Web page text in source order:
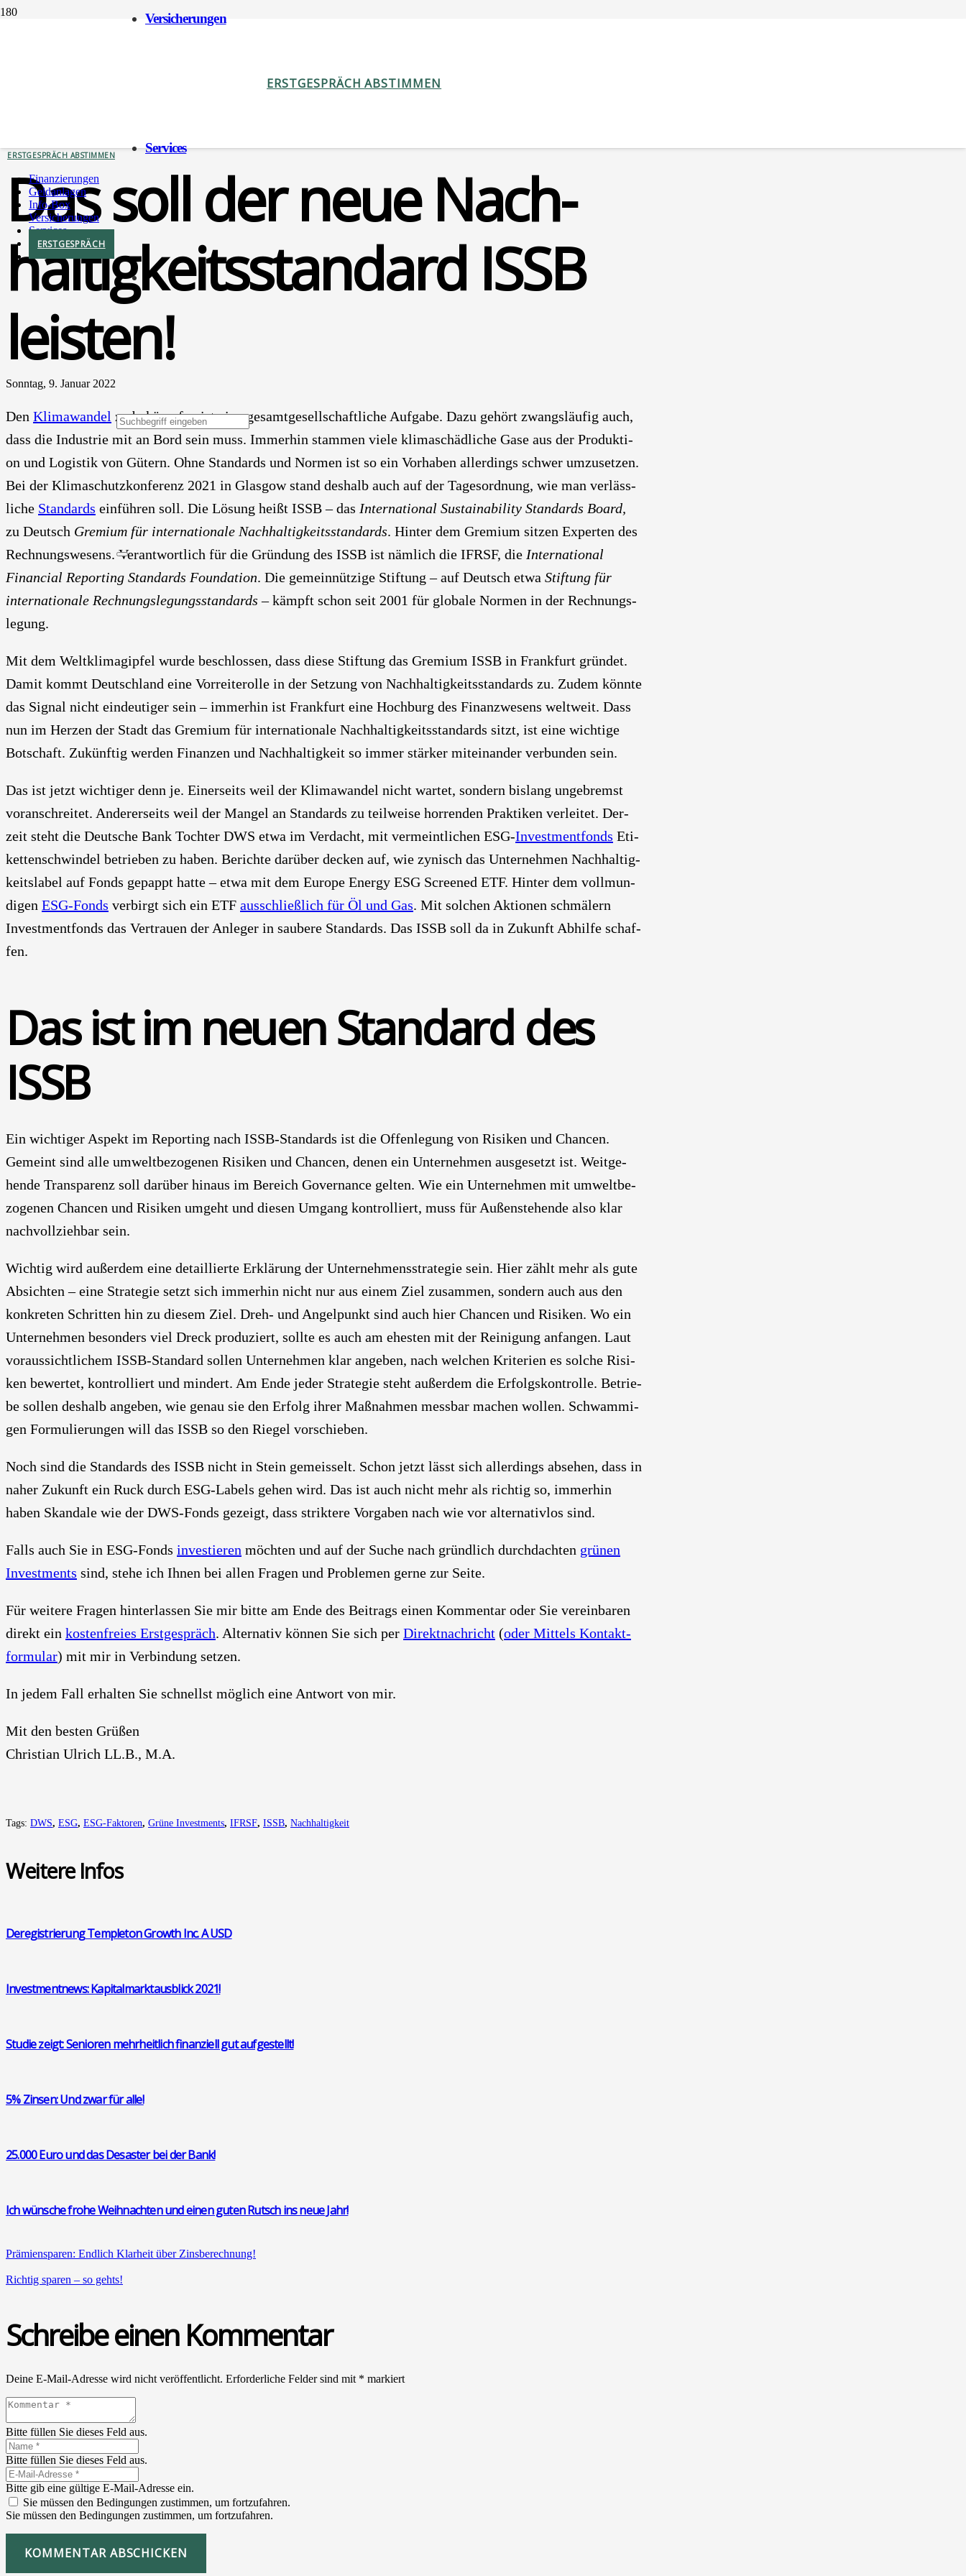
Ver­si­che­run­gen
Ser­vices
ERSTGESPRÄCH ABSTIMMEN
ERSTGESPRÄCH ABSTIMMEN
Finan­zie­run­gen
Geld­an­la­gen
Info-Box
Ver­si­che­run­gen
Ser­vices
ERST­GE­SPRÄCH
Das soll der neue Nach­
hal­tig­keits­stan­dard ISSB
leis­ten!
Sonntag, 9. Januar 2022
Den Kli­ma­wan­del zu bekämp­fen ist eine gesamt­ge­sell­schaft­li­che Auf­ga­be. Dazu gehört zwangs­läu­fig auch,
dass die Indus­trie mit an Bord sein muss. Immer­hin stam­men vie­le kli­ma­schäd­li­che Gase aus der Pro­duk­ti­
on und Logis­tik von Gütern. Ohne Stan­dards und Nor­men ist so ein Vor­ha­ben aller­dings schwer umzu­set­zen.
Bei der Kli­ma­schutz­kon­fe­renz 2021 in Glas­gow stand des­halb auch auf der Tages­ord­nung, wie man ver­läss­
li­che Stan­dards ein­füh­ren soll. Die Lösung heißt ISSB – das Inter­na­tio­nal Sus­taina­bi­li­ty Stan­dards Board,
zu Deutsch Gre­mi­um für inter­na­tio­na­le Nach­hal­tig­keits­stan­dards. Hin­ter dem Gre­mi­um sit­zen Exper­ten des
Rech­nungs­we­sens. Ver­ant­wort­lich für die Grün­dung des ISSB ist näm­lich die IFRSF, die Inter­na­tio­nal
Finan­cial Report­ing Stan­dards Foun­da­ti­on. Die gemein­nüt­zi­ge Stif­tung – auf Deutsch etwa Stif­tung für
inter­na­tio­na­le Rech­nungs­le­gungs­stan­dards – kämpft schon seit 2001 für glo­ba­le Nor­men in der Rech­nungs­
le­gung.
Mit dem Welt­kli­ma­gip­fel wur­de beschlos­sen, dass die­se Stif­tung das Gre­mi­um ISSB in Frank­furt grün­det.
Damit kommt Deutsch­land eine Vor­rei­te­r­ol­le in der Set­zung von Nach­hal­tig­keits­stan­dards zu. Zudem könn­te
das Signal nicht ein­deu­ti­ger sein – immer­hin ist Frank­furt eine Hoch­burg des Finanz­we­sens welt­weit. Dass
nun im Her­zen der Stadt das Gre­mi­um für inter­na­tio­na­le Nach­hal­tig­keits­stan­dards sitzt, ist eine wich­ti­ge
Bot­schaft. Zukünf­tig wer­den Finan­zen und Nach­hal­tig­keit so immer stär­ker mit­ein­an­der ver­bun­den sein.
Das ist jetzt wich­ti­ger denn je. Einer­seits weil der Kli­ma­wan­del nicht war­tet, son­dern bis­lang unge­bremst
vor­an­schrei­tet. Ande­rer­seits weil der Man­gel an Stan­dards zu teil­wei­se hor­ren­den Prak­ti­ken ver­lei­tet. Der­
zeit steht die Deut­sche Bank Toch­ter DWS etwa im Ver­dacht, mit ver­meint­li­chen ESG-Invest­ment­fonds Eti­
ket­ten­schwin­del betrie­ben zu haben. Berich­te dar­über decken auf, wie zynisch das Unter­neh­men Nach­hal­tig­
keits­la­bel auf Fonds gepappt hat­te – etwa mit dem Euro­pe Ener­gy ESG Scree­ned ETF. Hin­ter dem voll­mun­
di­gen ESG-Fonds ver­birgt sich ein ETF aus­schließ­lich für Öl und Gas. Mit sol­chen Aktio­nen schmä­lern
Invest­ment­fonds das Ver­trau­en der Anle­ger in sau­be­re Stan­dards. Das ISSB soll da in Zukunft Abhil­fe schaf­
fen.
Das ist im neu­en Stan­dard des
ISSB
Ein wich­ti­ger Aspekt im Report­ing nach ISSB-Stan­dards ist die Offen­le­gung von Risi­ken und Chan­cen.
Gemeint sind alle umwelt­be­zo­ge­nen Risi­ken und Chan­cen, denen ein Unter­neh­men aus­ge­setzt ist. Weit­ge­
hen­de Trans­pa­renz soll dar­über hin­aus im Bereich Gover­nan­ce gel­ten. Wie ein Unter­neh­men mit umwelt­be­
zo­ge­nen Chan­cen und Risi­ken umgeht und die­sen Umgang kon­trol­liert, muss für Außen­ste­hen­de also klar
nach­voll­zieh­bar sein.
Wich­tig wird außer­dem eine detail­lier­te Erklä­rung der Unter­neh­mens­stra­te­gie sein. Hier zählt mehr als gute
Absich­ten – eine Stra­te­gie setzt sich immer­hin nicht nur aus einem Ziel zusam­men, son­dern auch aus den
kon­kre­ten Schrit­ten hin zu die­sem Ziel. Dreh- und Angel­punkt sind auch hier Chan­cen und Risi­ken. Wo ein
Unter­neh­men beson­ders viel Dreck pro­du­ziert, soll­te es auch am ehes­ten mit der Rei­ni­gung anfan­gen. Laut
vor­aus­sicht­li­chem ISSB-Stan­dard sol­len Unter­neh­men klar ange­ben, nach wel­chen Kri­te­ri­en es sol­che Risi­
ken bewer­tet, kon­trol­liert und min­dert. Am Ende jeder Stra­te­gie steht außer­dem die Erfolgs­kon­trol­le. Betrie­
be sol­len des­halb ange­ben, wie genau sie den Erfolg ihrer Maß­nah­men mess­bar machen wol­len. Schwam­mi­
gen For­mu­lie­run­gen will das ISSB so den Rie­gel vor­schie­ben.
Noch sind die Stan­dards des ISSB nicht in Stein gemeis­selt. Schon jetzt lässt sich aller­dings abse­hen, dass in
naher Zukunft ein Ruck durch ESG-Labels gehen wird. Das ist auch nicht mehr als rich­tig so, immer­hin
haben Skan­da­le wie der DWS-Fonds gezeigt, dass strik­te­re Vor­ga­ben nach wie vor alter­na­tiv­los sind.
Falls auch Sie in ESG-Fonds inves­tie­ren möch­ten und auf der Suche nach gründ­lich durch­dach­ten grü­nen
Invest­ments sind, ste­he ich Ihnen bei allen Fra­gen und Pro­ble­men ger­ne zur Sei­te.
Für wei­te­re Fra­gen hin­ter­las­sen Sie mir bit­te am Ende des Bei­trags einen Kom­men­tar oder Sie ver­ein­ba­ren
direkt ein kos­ten­frei­es Erst­ge­spräch. Alter­na­tiv kön­nen Sie sich per Direkt­nach­richt (oder Mit­tels Kon­takt­
for­mu­lar) mit mir in Ver­bin­dung set­zen.
In jedem Fall erhal­ten Sie schnellst mög­lich eine Ant­wort von mir.
Mit den bes­ten Grü­ßen
Chris­ti­an Ulrich LL.B., M.A.
Tags: DWS, ESG, ESG-Faktoren, Grüne Investments, IFRSF, ISSB, Nachhaltigkeit
Wei­te­re Infos
Dere­gis­trie­rung Temp­le­ton Growth Inc. A USD
Invest­ment­news: Kapi­tal­markt­aus­blick 2021!
Stu­die zeigt: Senio­ren mehr­heit­lich finan­zi­ell gut auf­ge­stellt!
5% Zin­sen: Und zwar für alle!
25.000 Euro und das Desas­ter bei der Bank!
Ich wün­sche fro­he Weih­nach­ten und einen guten Rutsch ins neue Jahr!
Prä­mi­en­spa­ren: End­lich Klar­heit über Zins­be­rech­nung!
Rich­tig spa­ren – so gehts!
Schreibe einen Kommentar
Deine E-Mail-Adresse wird nicht veröffentlicht. Erforderliche Felder sind mit * markiert
Bitte füllen Sie dieses Feld aus.
Bitte füllen Sie dieses Feld aus.
Bitte gib eine gültige E-Mail-Adresse ein.
Sie müssen den Bedingungen zustimmen, um fortzufahren.
Sie müssen den Bedingungen zustimmen, um fortzufahren.
KOMMENTAR ABSCHICKEN